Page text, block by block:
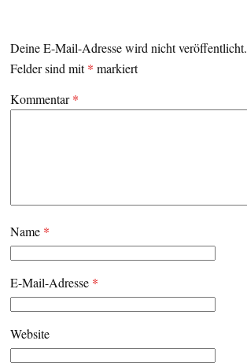
Deine E-Mail-Adresse wird nicht veröffentlicht.
Felder sind mit* markiert
Kommentar*
Name *
E-Mail-Adresse *
Website